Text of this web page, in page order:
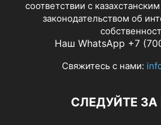
соответствии с
законодательством об
Наш WhatsApp +7
Свяжитесь с нами:
СЛЕДУЙТЕ